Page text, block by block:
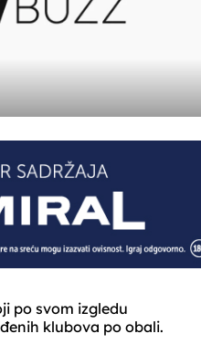
po svom izgledu
klubova po obali.